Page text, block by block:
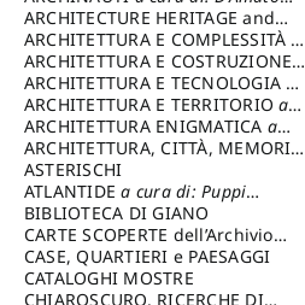
Claudio
ARCHITECTURE HERITAGE and
DESIGN
ARCHITETTURA E COMPLESSITÀ a
cura di: Piva Antonio
ARCHITETTURA E COSTRUZIONEa
cura di: Poretti Sergio
ARCHITETTURA E TECNOLOGIA a
cura di: Carrara Gianfranco
ARCHITETTURA E TERRITORIOa
cura di: Pietrogrande Enrico
ARCHITETTURA ENIGMATICA a
cura di: Lenci Ruggero
ARCHITETTURA, CITTÀ, MEMORIA
a cura di: Valeriani Enrico
ASTERISCHI
ATLANTIDEa cura di: Puppi
Lionello
BIBLIOTECA DI GIANO
CARTE SCOPERTE dell’Archivio
Storico Capitolino
CASE, QUARTIERI e PAESAGGI
CATALOGHI MOSTRE
CHIAROSCURO. RICERCHE DI